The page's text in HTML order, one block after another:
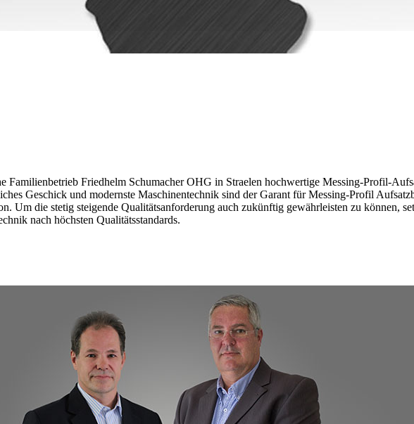
Familienbetrieb Friedhelm Schumacher OHG in Straelen hochwertige Messing-Profil-
Geschick und modernste Maschinentechnik sind der Garant für Messing-Profil
Um die stetig steigende Qualitätsanforderung auch zukünftig gewährleisten zu können,
nach höchsten Qualitätsstandards.